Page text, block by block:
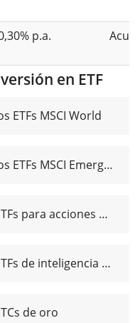
p.a.
en ETF
ETFs MSCI World
Comparación de los ETFs MSCI Emerging Markets
Comparación de ETFs para acciones de dividendos globales
Comparación de ETFs de inteligencia artificial
de oro